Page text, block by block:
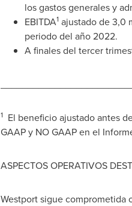
los gastos generales y
EBITDA1ajustado de 3,0
periodo del año 2022.
A finales del tercer
1El beneficio ajustado antes
GAAP y NO GAAP en el
ASPECTOS OPERATIVOS
Westport sigue comprometida